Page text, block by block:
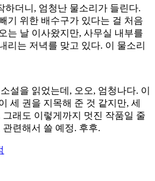
하더니, 엄청난 물소리가 들린다.
기 위한 배수구가 있다는 걸 처음
는 날 이사왔지만, 사무실 내부를
리는 저녁를 맞고 있다. 이 물소리
설을 읽었는데, 오오, 엄청나다. 이
세 권을 지목해 준 것 같지만, 세
래도 이렇게까지 멋진 작품일 줄
련해서 쓸 예정. 후후.